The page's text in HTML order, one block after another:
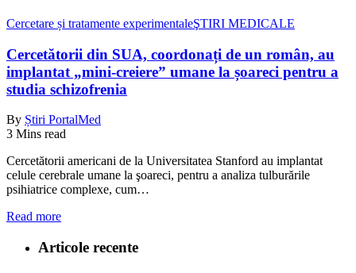
Cercetare și tratamente experimentaleŞTIRI MEDICALE
Cercetătorii din SUA, coordonați de un român, au
implantat „mini-creiere” umane la șoareci pentru a
studia schizofrenia
By Știri PortalMed
3 Mins read
Cercetătorii americani de la Universitatea Stanford au implantat
celule cerebrale umane la şoareci, pentru a analiza tulburările
psihiatrice complexe, cum…
Read more
Articole recente